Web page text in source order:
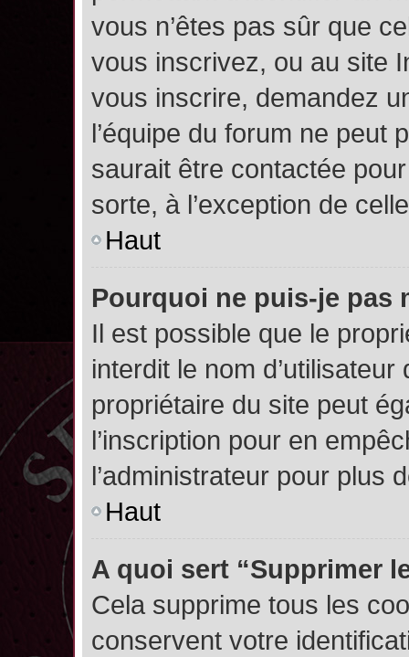
vous n’êtes pas sûr que
vous inscrivez, ou au site
vous inscrire, demandez
l’équipe du forum ne peut
saurait être contactée
sorte, à l’exception de
Haut
Pourquoi ne puis-je pas
Il est possible que le
interdit le nom
propriétaire du site peut
l’inscription pour en
l’administrateur pour plus
Haut
A quoi sert “Supprimer
Cela supprime tous les
conservent votre